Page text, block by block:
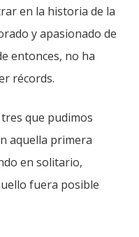
en la historia de la
y apasionado de
entonces, no ha
récords.
que pudimos
aquella primera
en solitario,
fuera posible